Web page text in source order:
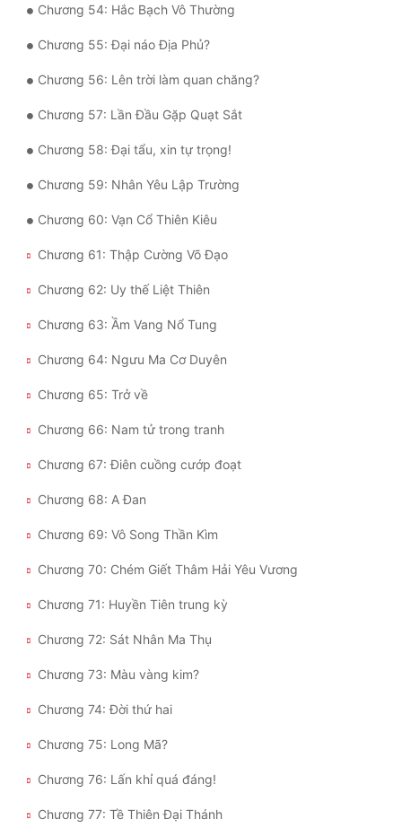
Chương 54: Hắc Bạch Vô Thường
Chương 55: Đại náo Địa Phủ?
Chương 56: Lên trời làm quan chăng?
Chương 57: Lần Đầu Gặp Quạt Sắt
Chương 58: Đại tẩu, xin tự trọng!
Chương 59: Nhân Yêu Lập Trường
Chương 60: Vạn Cổ Thiên Kiêu
Chương 61: Thập Cường Võ Đạo
Chương 62: Uy thế Liệt Thiên
Chương 63: Ầm Vang Nổ Tung
Chương 64: Ngưu Ma Cơ Duyên
Chương 65: Trở về
Chương 66: Nam tử trong tranh
Chương 67: Điên cuồng cướp đoạt
Chương 68: A Đan
Chương 69: Vô Song Thần Kìm
Chương 70: Chém Giết Thâm Hải Yêu Vương
Chương 71: Huyền Tiên trung kỳ
Chương 72: Sát Nhân Ma Thụ
Chương 73: Màu vàng kim?
Chương 74: Đời thứ hai
Chương 75: Long Mã?
Chương 76: Lấn khỉ quá đáng!
Chương 77: Tề Thiên Đại Thánh